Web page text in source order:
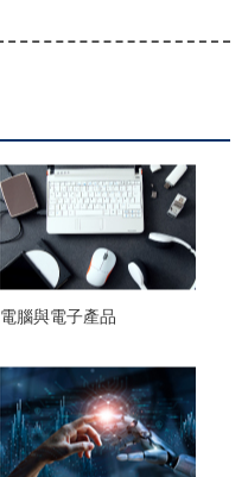
電腦與電子產品